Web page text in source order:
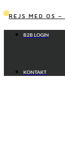
tilREJS MED OS –
B2B LOGIN
KONTAKT